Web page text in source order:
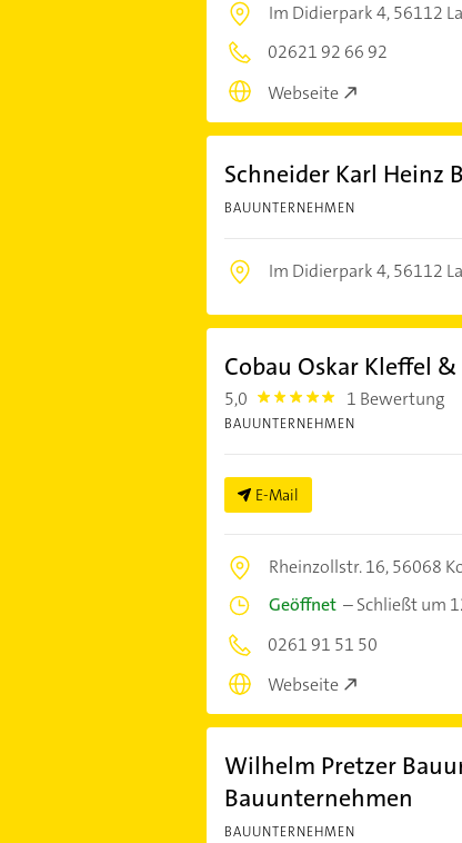
Im Didierpark 4,56112
02621 92 66 92
Webseite
Schneider Karl Heinz
BAUUNTERNEHMEN
Im Didierpark 4,56112
Cobau Oskar Kleffel
5,0 5.0 1 Bewertung
BAUUNTERNEHMEN
E-Mail
Rheinzollstr. 16,56068
Geöffnet–Schließt um
0261 91 51 50
Webseite
Wilhelm Pretzer
Bauunternehmen
BAUUNTERNEHMEN